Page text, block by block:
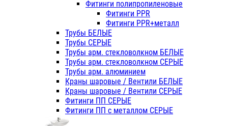
Фитинги полипропиленовые
Фитинги PPR
Фитинги PPR+металл
Трубы БЕЛЫЕ
Трубы СЕРЫЕ
Трубы арм. стекловолкном БЕЛЫЕ
Трубы арм. стекловолкном СЕРЫЕ
Трубы арм. алюминием
Краны шаровые / Вентили БЕЛЫЕ
Краны шаровые / Вентили СЕРЫЕ
Фитинги ПП СЕРЫЕ
Фитинги ПП с металлом СЕРЫЕ